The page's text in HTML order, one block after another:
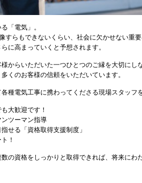
「電気」。
すらもできないくらい、社会に欠かせない重要
に高まっていくと予想されます。
からいただいた一つひとつのご縁を大切にし
くのお客様の信頼をいただいています。
種電気工事に携わってくださる現場スタッフ
大歓迎です！
ンツーマン指導
せる「資格取得支援制度」
！
の資格をしっかりと取得できれば、将来にわ